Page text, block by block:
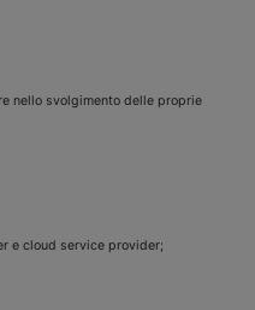
nello svolgimento delle proprie
e cloud service provider;